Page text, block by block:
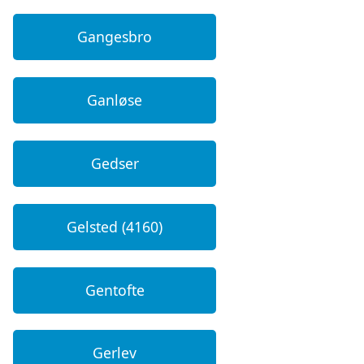
Gangesbro
Ganløse
Gedser
Gelsted (4160)
Gentofte
Gerlev